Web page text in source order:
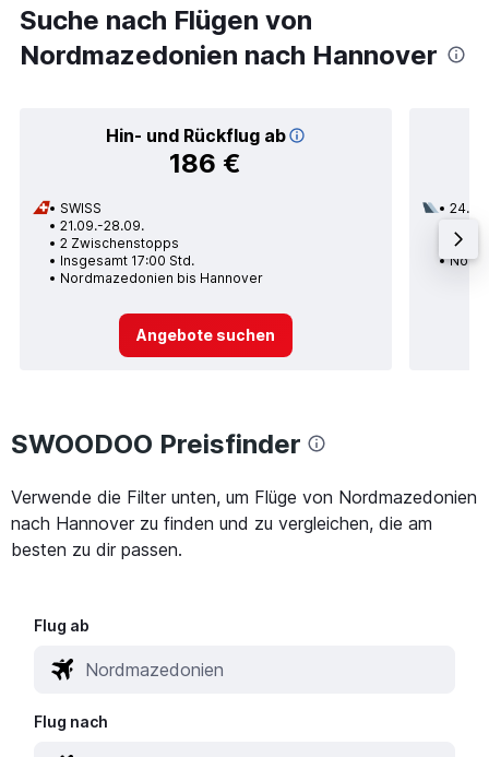
Suche nach Flügen von
Nordmazedonien nach Hannover
Hin- und Rückflug ab
186 €
SWISS
21.09.-28.09.
2 Zwischenstopps
Insgesamt 17:00 Std.
Nordmazedonien bis Hannover
Angebote suchen
24.08.
SWOODOO Preisfinder
Verwende die Filter unten, um Flüge von Nordmazedonien
nach Hannover zu finden und zu vergleichen, die am
besten zu dir passen.
Flug ab
Flug nach